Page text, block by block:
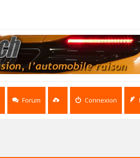
Forum Connexion